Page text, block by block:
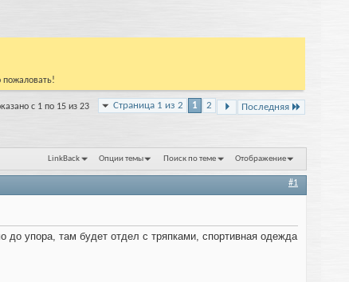
пожаловать!
Страница 1 из 2 1 2 Последняя
с 1 по 15 из 23
LinkBack Опции темы Поиск по теме Отображение
#1
упора, там будет отдел с тряпками, спортивная одежда